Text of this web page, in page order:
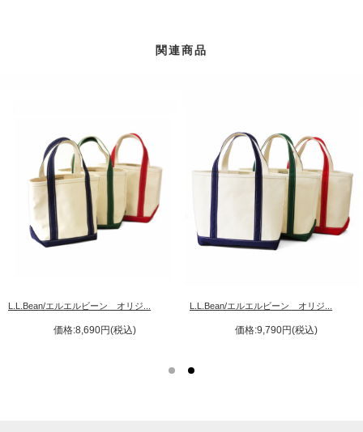
関連商品
L.L.Bean/エルエルビーン オリジ...
価格:8,690円(税込)
L.L.Bean/エルエルビーン オリジ...
価格:9,790円(税込)